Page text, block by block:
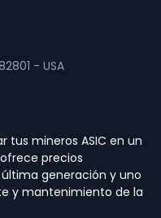
- USA
tus mineros ASIC en un
precios
generación y uno
y mantenimiento de la